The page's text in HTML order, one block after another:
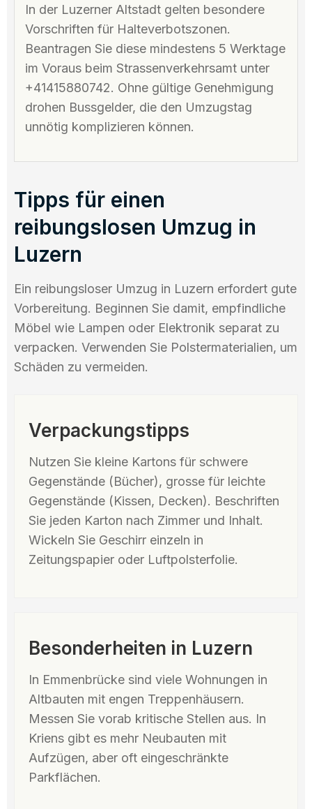
In der Luzerner Altstadt gelten besondere
Vorschriften für Halteverbotszonen.
Beantragen Sie diese mindestens 5 Werktage
im Voraus beim Strassenverkehrsamt unter
+41415880742. Ohne gültige Genehmigung
drohen Bussgelder, die den Umzugstag
unnötig komplizieren können.
Tipps für einen
reibungslosen Umzug in
Luzern
Ein reibungsloser Umzug in Luzern erfordert gute
Vorbereitung. Beginnen Sie damit, empfindliche
Möbel wie Lampen oder Elektronik separat zu
verpacken. Verwenden Sie Polstermaterialien, um
Schäden zu vermeiden.
Verpackungstipps
Nutzen Sie kleine Kartons für schwere
Gegenstände (Bücher), grosse für leichte
Gegenstände (Kissen, Decken). Beschriften
Sie jeden Karton nach Zimmer und Inhalt.
Wickeln Sie Geschirr einzeln in
Zeitungspapier oder Luftpolsterfolie.
Besonderheiten in Luzern
In Emmenbrücke sind viele Wohnungen in
Altbauten mit engen Treppenhäusern.
Messen Sie vorab kritische Stellen aus. In
Kriens gibt es mehr Neubauten mit
Aufzügen, aber oft eingeschränkte
Parkflächen.